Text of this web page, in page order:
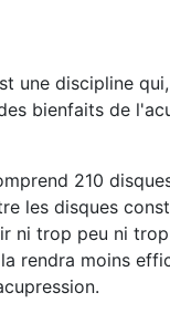
une discipline
bienfaits de
210
les disques
ni trop peu ni
rendra moins